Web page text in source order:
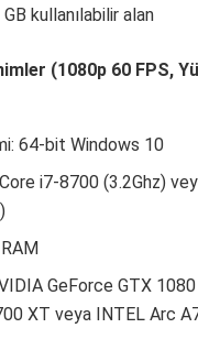
kullanılabilir alan
(1080p 60 FPS,
64-bit Windows 10
i7-8700 (3.2Ghz)
GeForce GTX
XT veya INTEL Arc